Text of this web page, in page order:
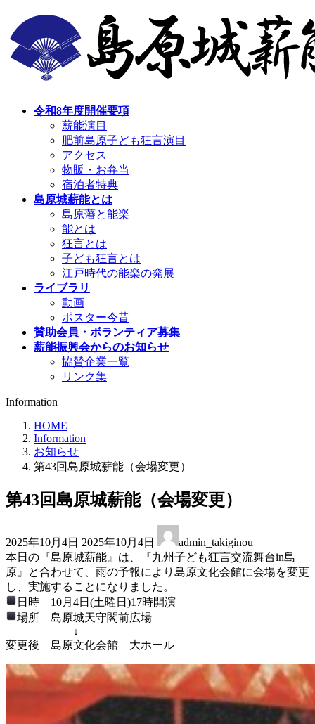
ン
テ
ン
ビ
ゲ
ー
令和8年度開催要項
薪能演目
肥前島原子ども狂言演目
アクセス
物販・お弁当
宿泊者特典
島原城薪能とは
島原藩と能楽
能とは
狂言とは
子ども狂言とは
江戸時代の能楽の発展
ライブラリ
動画
ポスター今昔
賛助会員・ボランティア募集
薪能振興会からのお知らせ
協賛企業一覧
リンク集
Information
HOME
Information
お知らせ
第43回島原城薪能（会場変更）
第43回島原城薪能（会場変更）
2025年10月4日 終
更
新
日
時
:
2025年10月4日
admin_takiginou
本日の『島原城薪能』は、『九州子ども狂言交流舞台in島
原』と合わせて、雨の予報により島原文化会館に会場を変更
し、実施することになりました。
日時 10月4日(土曜日)17時開演
場所 島原城天守閣前広場
↓
変更後 島原文化会館 大ホール